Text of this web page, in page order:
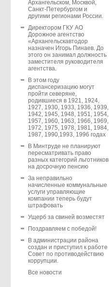
Архангельском, Москвой,
Санкт-Петербургом и
другими регионами России.
Директором ГКУ АО
Дорожное агентство
«Архангельскавтодор
назначен Игорь Пинаев. До
этого он занимал должность
заместителя руководителя
агентства.
В этом году
диспансеризацию могут
пройти северяне,
родившиеся в 1921, 1924,
1927, 1930, 1933, 1936, 1939,
1942, 1945, 1948, 1951, 1954,
1957, 1960, 1963, 1966, 1969,
1972, 1975, 1978, 1981, 1984,
1987, 1990,1993, 1996 годах
В Минтруде не планируют
пересматривать право
разных категорий льготников
на досрочную пенсию
За неправильно
начисленные коммунальные
услуги управляющие
компании теперь будут
штрафовать
Ущерб за свиней возместят
Поздравляем с победой!
В администрации района
создан и приступил к работе
Совет по противодействию
коррупции.
Все новости